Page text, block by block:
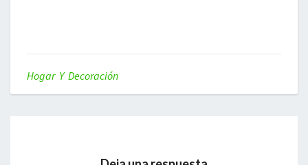
Hogar Y Decoración